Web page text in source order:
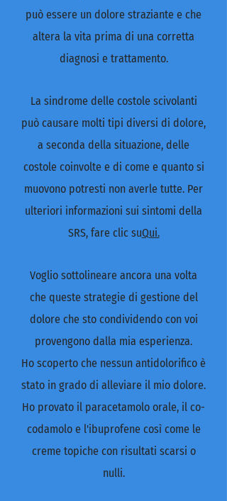
può essere un dolore straziante e che
altera la vita prima di una corretta
diagnosi e trattamento.
La sindrome delle costole scivolanti
può causare molti tipi diversi di dolore,
a seconda della situazione, delle
costole coinvolte e di come e quanto si
muovono potresti non averle tutte. Per
ulteriori informazioni sui sintomi della
SRS, fare clic suQui.
Voglio sottolineare ancora una volta
che queste strategie di gestione del
dolore che sto condividendo con voi
provengono dalla mia esperienza.
Ho scoperto che nessun antidolorifico è
stato in grado di alleviare il mio dolore.
Ho provato il paracetamolo orale, il co-
codamolo e l'ibuprofene così come le
creme topiche con risultati scarsi o
nulli.